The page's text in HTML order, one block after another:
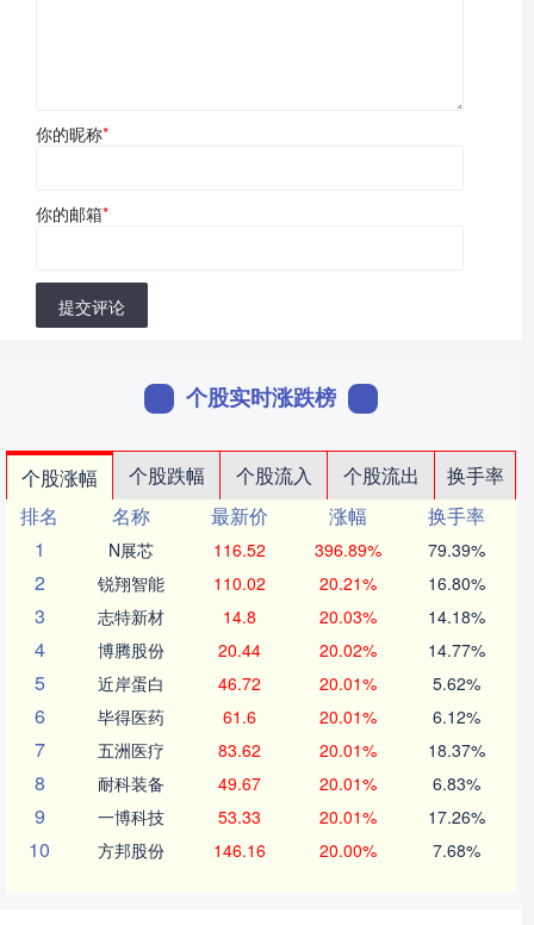
你的昵称*
你的邮箱*
提交评论
个股实时涨跌榜
个股涨幅 个股跌幅 个股流入 个股流出
换手率
排名
名称 最新价 涨幅
换手率
1
N展芯 116.52 396.89% 79.39%
2 锐翔智能 110.02 20.21% 16.80%
3 志特新材 14.8 20.03% 14.18%
4 博腾股份 20.44 20.02% 14.77%
5 近岸蛋白 46.72 20.01% 5.62%
6 毕得医药 61.6 20.01% 6.12%
7 五洲医疗 83.62 20.01% 18.37%
8 耐科装备 49.67 20.01% 6.83%
9 一博科技 53.33 20.01% 17.26%
10 方邦股份 146.16 20.00% 7.68%